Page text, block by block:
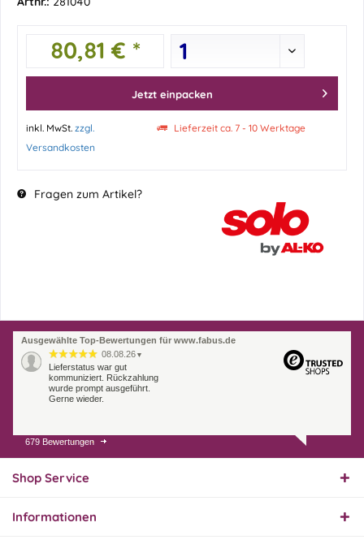
80,81 € *
Jetzt einpacken
inkl. MwSt. zzgl.
Versandkosten
Lieferzeit ca. 7 - 10 Werktage
Fragen zum Artikel?
Ausgewählte Top-Bewertungen für www.fabus.de
08.08.26 ▼
Lieferstatus war gut
kommuniziert. Rückzahlung
wurde prompt ausgeführt.
Gerne wieder.
07.08.26
Endlich das richtige
679 Bewertungen
Shop Service
Informationen